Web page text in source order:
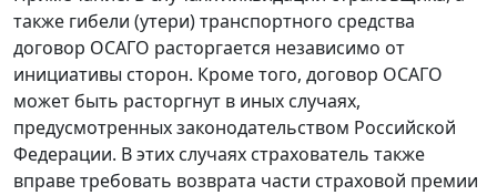
также гибели (утери) транспортного средства
договор ОСАГО расторгается независимо от
инициативы сторон. Кроме того, договор ОСАГО
может быть расторгнут в иных случаях,
предусмотренных законодательством Российской
Федерации. В этих случаях страхователь также
вправе требовать возврата части страховой премии